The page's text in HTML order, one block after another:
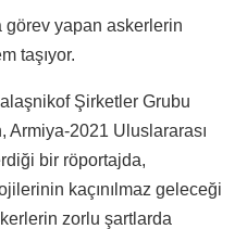
görev yapan askerlerin
taşıyor.
Şirketler Grubu
2021 Uluslararası
bir röportajda,
kaçınılmaz geleceği
zorlu şartlarda